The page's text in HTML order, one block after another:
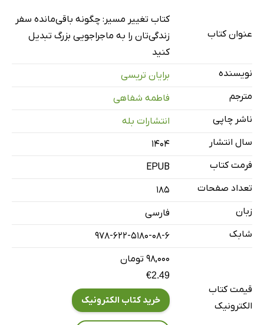
فصل اول: شما فوق‌العاده‌اید!
فصل دوم: شما کیستید؟
فصل سوم: چه چیزی می‌خواهید؟
فصل چهارم: چه چیزی برای شما از همه مهم‌تر است؟
فصل هفتم: چگونه می‌توانید بالاترین بازده را داشته باشید؟
عنوان کتاب
کتاب تغییر مسیر: چگونه باقی‌مانده سفر
زندگی‌تان را به ماجراجویی بزرگ تبدیل
کنید
نویسنده
برایان تریسی
مترجم
فاطمه شفاهی
ناشر چاپی
انتشارات بله
سال انتشار
۱۴۰۴
فرمت کتاب
EPUB
تعداد صفحات
185
زبان
فارسی
شابک
978-622-5180-08-6
قیمت کتاب
الکترونیک
۹۸,۰۰۰ تومان
€2.49
خرید کتاب الکترونیک